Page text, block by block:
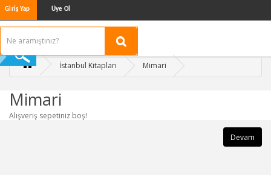
Giriş Yap Üye Ol
İstanbul Kitapları Mimari
Mimari
Alışveriş sepetiniz boş!
Devam